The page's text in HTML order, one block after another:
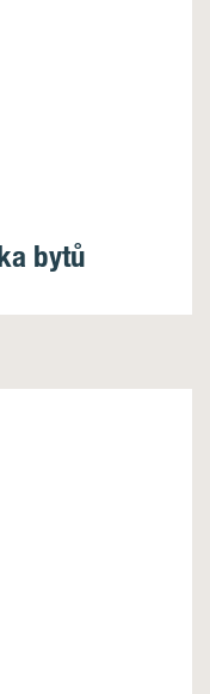
bytů